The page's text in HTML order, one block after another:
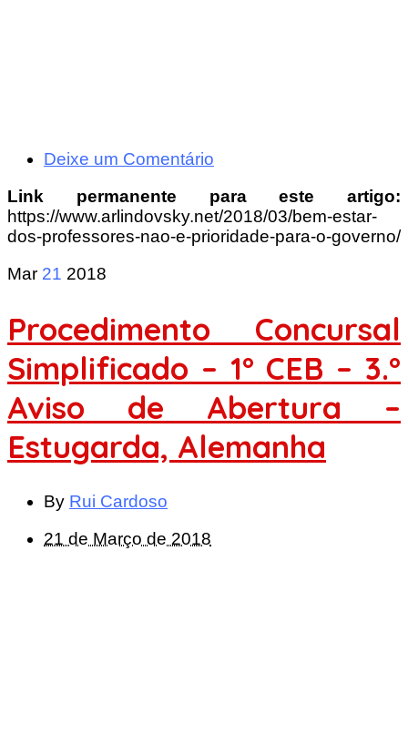
Deixe um Comentário
Link permanente para este artigo:
https://www.arlindovsky.net/2018/03/bem-estar-
dos-professores-nao-e-prioridade-para-o-governo/
Mar 21 2018
Procedimento Concursal
Simplificado – 1° CEB – 3.°
Aviso de Abertura –
Estugarda, Alemanha
By Rui Cardoso
21 de Março de 2018